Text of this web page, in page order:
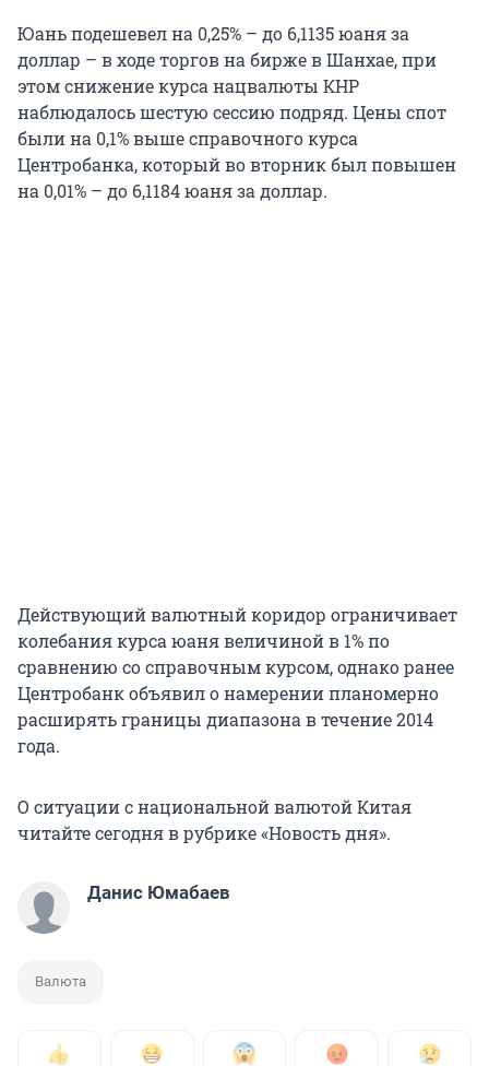
Юань подешевел на 0,25% – до 6,1135 юаня за
доллар – в ходе торгов на бирже в Шанхае, при
этом снижение курса нацвалюты КНР
наблюдалось шестую сессию подряд. Цены спот
были на 0,1% выше справочного курса
Центробанка, который во вторник был повышен
на 0,01% – до 6,1184 юаня за доллар.
Действующий валютный коридор ограничивает
колебания курса юаня величиной в 1% по
сравнению со справочным курсом, однако ранее
Центробанк объявил о намерении планомерно
расширять границы диапазона в течение 2014
года.
О ситуации с национальной валютой Китая
читайте сегодня в рубрике «Новость дня».
Данис Юмабаев
Валюта